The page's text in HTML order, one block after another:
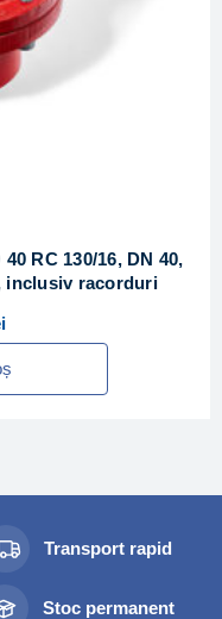
RC 130/16, DN 40,
inclusiv racorduri
Transport rapid
Stoc permanent